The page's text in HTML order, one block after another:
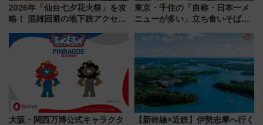
2026年「仙台七夕花火祭」を攻
略！ 混雑回避の地下鉄アクセス
火前に楽しむ仙台観光ルートま
で解説！
東京・千住の「自称・日本一メ
ニューが多い」立ち食いそば屋
地のふらっと立ち食いそば』
大阪・関西万博公式キャラクタ
【新幹線×近鉄】伊勢志摩へ行く